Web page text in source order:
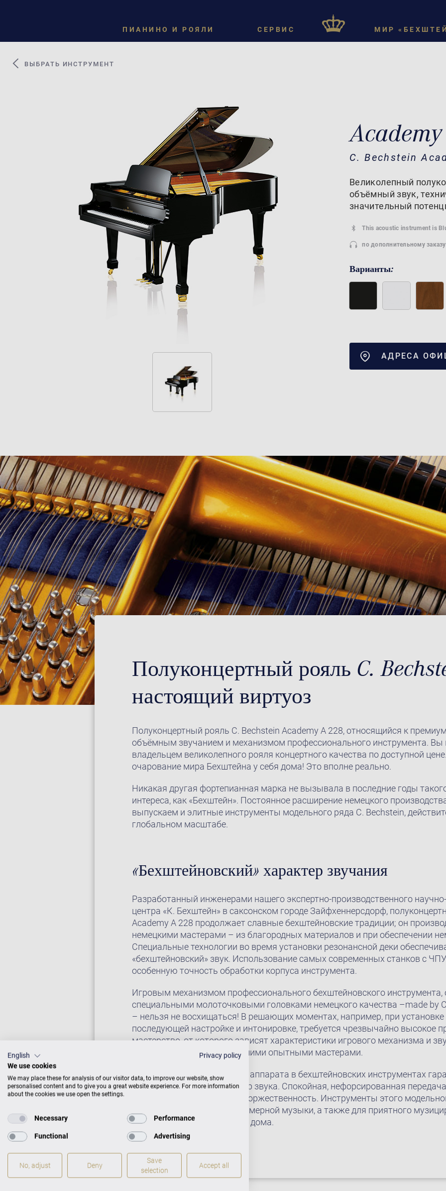
ПИАНИНО И РОЯЛИ СЕРВИС МИР
ВЫБРАТЬ ИНСТРУМЕНТ
C. Bechstein
Великолепный
объёмный звук,
значительный
This acoustic instrument is
по дополнительному
Варианты:
АДРЕСА
Полуконцертный рояль C.
настоящий виртуоз
Полуконцертный рояль C. Bechstein Academy A 228, относящийся к
объёмным звучанием и механизмом профессионального инструмента. Вы
владельцем великолепного рояля концертного качества по доступной
очарование мира Бехштейна у себя дома! Это вполне реально.
Никакая другая фортепианная марка не вызывала в последние годы
интереса, как «Бехштейн». Постоянное расширение немецкого
выпускаем и элитные инструменты модельного ряда C. Bechstein,
глобальном масштабе.
«Бехштейновский» характер звучания
Разработанный инженерами нашего экспертно-производственного
центра «К. Бехштейн» в саксонском городе Зайфхеннерсдорф,
Academy A 228 продолжает славные бехштейновские традиции; он
немецкими мастерами – из благородных материалов и при обеспечении
Специальные технологии во время установки резонансной деки
«бехштейновский» звук. Использование самых современных станков с
особенную точность обработки корпуса инструмента.
Игровым механизмом профессионального бехштейновского инструмента,
специальными молоточковыми головками немецкого качества –made by
– нельзя не восхищаться! В решающих моментах, например, при
последующей настройке и интонировке, требуется чрезвычайно высокое
мастерство, от которого зависят характеристики игрового механизма и
операции выполняются нашими опытными мастерами.
Конструкция акустического аппарата в бехштейновских инструментах
аристократический характер звука. Спокойная, нефорсированная
особенное благородство и торжественность. Инструменты этого
подходят для исполнения камерной музыки, а также для приятного
музыкальном салоне у себя дома.
English
Privacy policy
We use cookies
We may place these for analysis of our visitor data, to improve our website, show
personalised content and to give you a great website experience. For more information
about the cookies we use open the settings.
Necessary Performance
Functional Advertising
No, adjust Deny
Save
selection
Accept all